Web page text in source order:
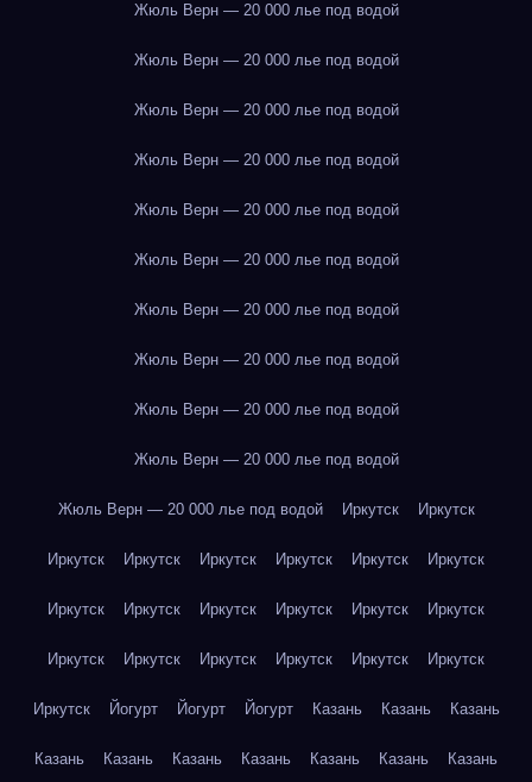
Жюль Верн — 20 000 лье под водой
Жюль Верн — 20 000 лье под водой
Жюль Верн — 20 000 лье под водой
Жюль Верн — 20 000 лье под водой
Жюль Верн — 20 000 лье под водой
Жюль Верн — 20 000 лье под водой
Жюль Верн — 20 000 лье под водой
Жюль Верн — 20 000 лье под водой
Жюль Верн — 20 000 лье под водой
Жюль Верн — 20 000 лье под водой
Жюль Верн — 20 000 лье под водой Иркутск Иркутск
Иркутск Иркутск Иркутск Иркутск Иркутск Иркутск
Иркутск Иркутск Иркутск Иркутск Иркутск Иркутск
Иркутск Иркутск Иркутск Иркутск Иркутск Иркутск
Иркутск Йогурт Йогурт Йогурт Казань Казань Казань
Казань Казань Казань Казань Казань Казань Казань